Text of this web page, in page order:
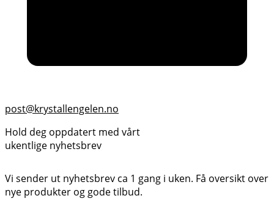
post@krystallengelen.no
Hold deg oppdatert med vårt
ukentlige nyhetsbrev
Vi sender ut nyhetsbrev ca 1 gang i uken. Få oversikt over
nye produkter og gode tilbud.